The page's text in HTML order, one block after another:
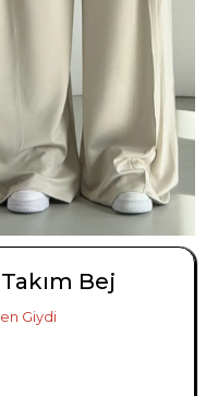
Bej
Giydi